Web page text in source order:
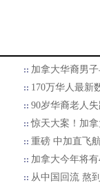
加拿大华裔男
170万华人最新
90岁华裔老人
惊天大案！加
重磅 中加直飞
加拿大今年将
从中国回流 熬